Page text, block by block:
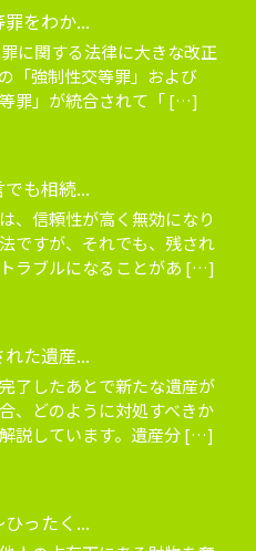
をわか...
に関する法律に大きな改正
「強制性交等罪」および
等罪」が統合されて「 […]
も相続...
、信頼性が高く無効になり
ですが、それでも、残され
ラブルになることがあ […]
た遺産...
了したあとで新たな遺産が
、どのように対処すべきか
説しています。遺産分 […]
ったく...